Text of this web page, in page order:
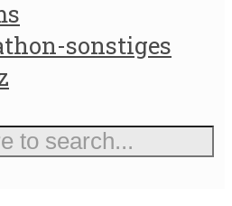
sonstiges